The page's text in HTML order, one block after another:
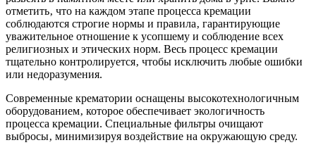
отметить‚ что на каждом этапе процесса кремации
соблюдаются строгие нормы и правила‚ гарантирующие
уважительное отношение к усопшему и соблюдение всех
религиозных и этических норм. Весь процесс кремации
тщательно контролируется‚ чтобы исключить любые ошибки
или недоразумения.
Современные крематории оснащены высокотехнологичным
оборудованием‚ которое обеспечивает экологичность
процесса кремации. Специальные фильтры очищают
выбросы‚ минимизируя воздействие на окружающую среду.